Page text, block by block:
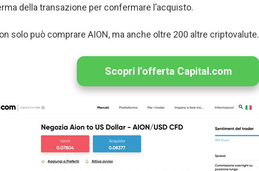
della transazione per confermare l’acquisto.
solo può comprare AION, ma anche oltre 200 altre criptovalute.
Scopri l’offerta Capital.com